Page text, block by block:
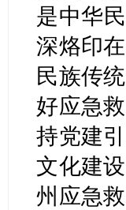
是中华
深烙印
民族传
好应急
持党建
文化建
州应急